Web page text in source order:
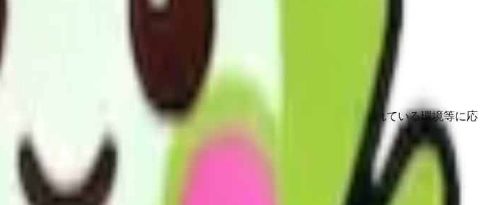
生活を営むことが出来るよう配慮し、利用者の心身の状況、その置かれている環境等に応
総合的かつ効率的に提供されるよう支援を行います。
した支援を目指します。